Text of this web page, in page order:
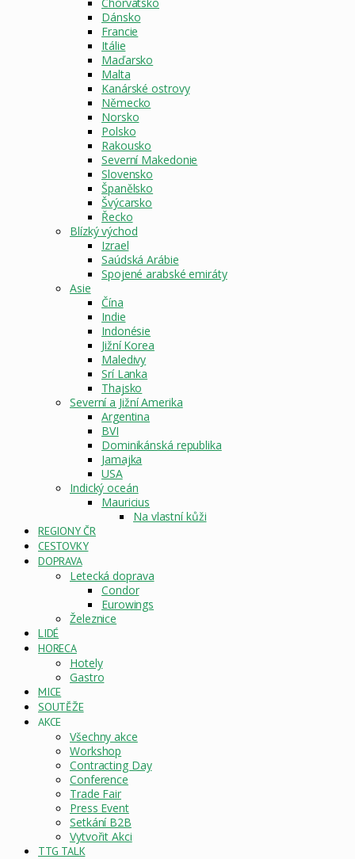
Dánsko
Francie
Itálie
Maďarsko
Malta
Kanárské ostrovy
Německo
Norsko
Polsko
Rakousko
Severní Makedonie
Slovensko
Španělsko
Švýcarsko
Řecko
Blízký východ
Izrael
Saúdská Arábie
Spojené arabské emiráty
Asie
Čína
Indie
Indonésie
Jižní Korea
Maledivy
Srí Lanka
Thajsko
Severní a Jižní Amerika
Argentina
BVI
Dominikánská republika
Jamajka
USA
Indický oceán
Mauricius
Na vlastní kůži
REGIONY ČR
CESTOVKY
DOPRAVA
Letecká doprava
Condor
Eurowings
Železnice
LIDÉ
HORECA
Hotely
Gastro
MICE
SOUTĚŽE
AKCE
Všechny akce
Workshop
Contracting Day
Conference
Trade Fair
Press Event
Setkání B2B
Vytvořit Akci
TTG TALK